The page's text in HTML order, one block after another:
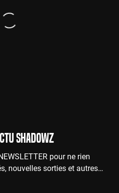
SHADOWZ
pour ne rien
nouvelles sorties et autres